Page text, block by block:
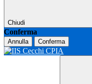
Chiudi
Conferma
Annulla Conferma